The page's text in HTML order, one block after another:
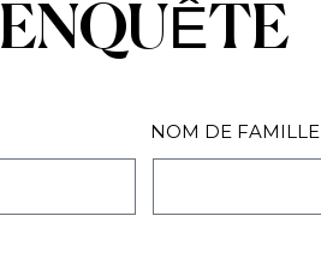
ENQUÊTE
NOM DE FAMILLE